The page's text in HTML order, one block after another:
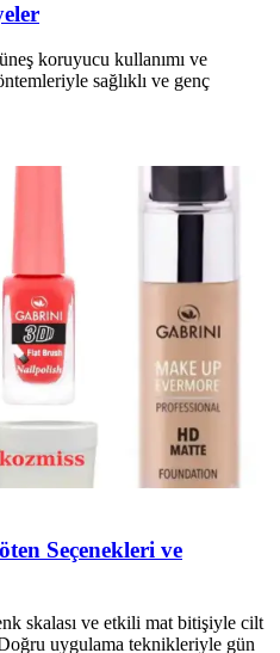
koruyucu kullanımı ve
sağlıklı ve genç
Seçenekleri ve
skalası ve etkili mat bitişiyle cilt
uygulama teknikleriyle gün